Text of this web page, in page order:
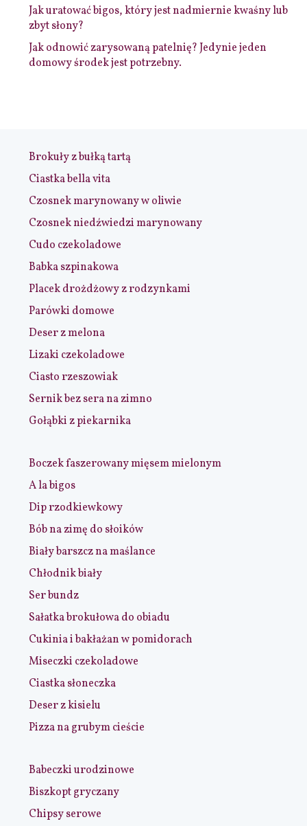
Jak uratować bigos, który jest nadmiernie kwaśny lub
zbyt słony?
Jak odnowić zarysowaną patelnię? Jedynie jeden
domowy środek jest potrzebny.
Brokuły z bułką tartą
Ciastka bella vita
Czosnek marynowany w oliwie
Czosnek niedźwiedzi marynowany
Cudo czekoladowe
Babka szpinakowa
Placek drożdżowy z rodzynkami
Parówki domowe
Deser z melona
Lizaki czekoladowe
Ciasto rzeszowiak
Sernik bez sera na zimno
Gołąbki z piekarnika
Boczek faszerowany mięsem mielonym
A la bigos
Dip rzodkiewkowy
Bób na zimę do słoików
Biały barszcz na maślance
Chłodnik biały
Ser bundz
Sałatka brokułowa do obiadu
Cukinia i bakłażan w pomidorach
Miseczki czekoladowe
Ciastka słoneczka
Deser z kisielu
Pizza na grubym cieście
Babeczki urodzinowe
Biszkopt gryczany
Chipsy serowe